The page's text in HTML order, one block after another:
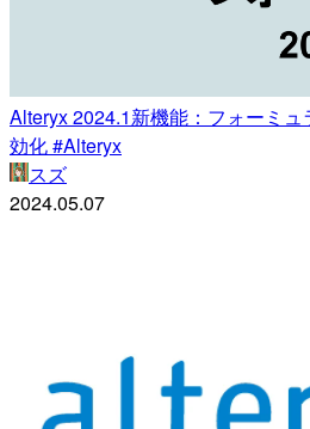
Alteryx 2024.1新機能：フォーミ
効化 #Alteryx
スズ
2024.05.07